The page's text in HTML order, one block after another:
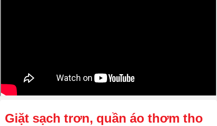
Giặt sạch trơn, quần áo thơm tho